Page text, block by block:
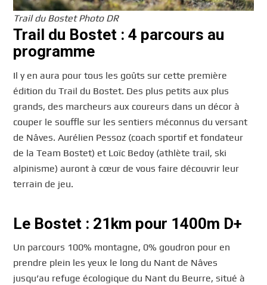
Trail du Bostet Photo DR
Trail du Bostet : 4 parcours au
programme
Il y en aura pour tous les goûts sur cette première
édition du Trail du Bostet. Des plus petits aux plus
grands, des marcheurs aux coureurs dans un décor à
couper le souffle sur les sentiers méconnus du versant
de Nâves. Aurélien Pessoz (coach sportif et fondateur
de la Team Bostet) et Loïc Bedoy (athlète trail, ski
alpinisme) auront à cœur de vous faire découvrir leur
terrain de jeu.
Le Bostet : 21km pour 1400m D+
Un parcours 100% montagne, 0% goudron pour en
prendre plein les yeux le long du Nant de Nâves
jusqu’au refuge écologique du Nant du Beurre, situé à